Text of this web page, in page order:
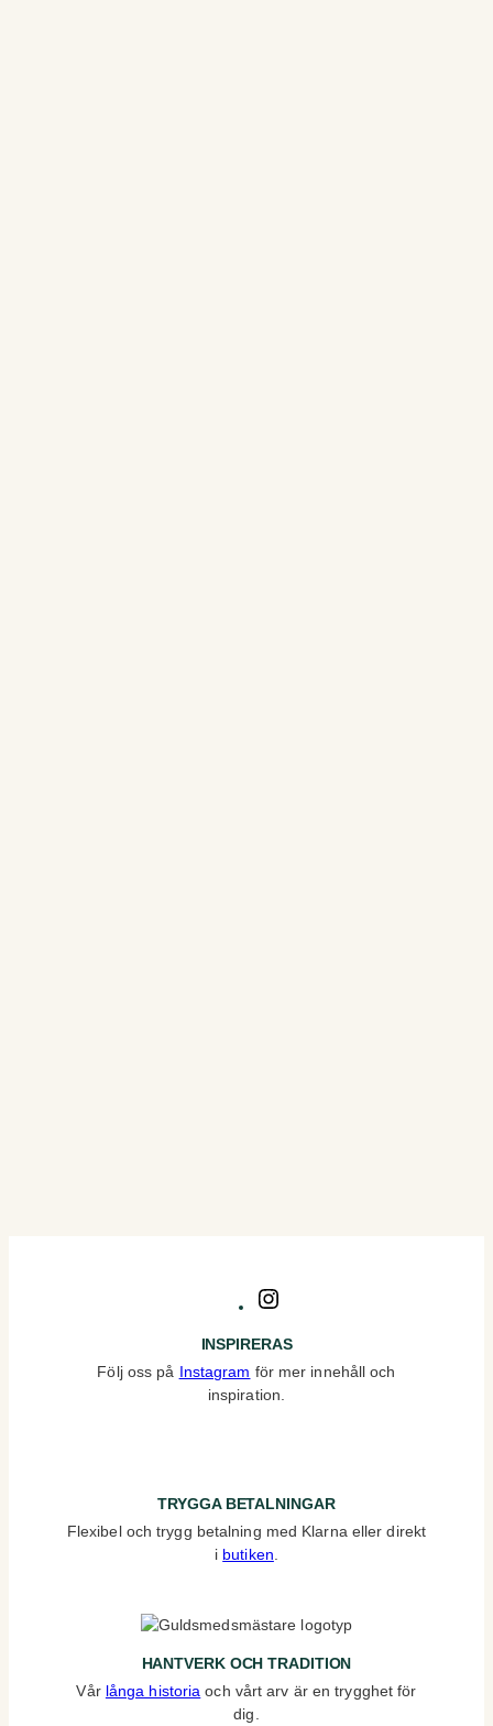
INSPIRERAS
Följ oss på Instagram för mer innehåll och
inspiration.
TRYGGA BETALNINGAR
Flexibel och trygg betalning med Klarna eller direkt
i butiken
HANTVERK OCH TRADITION
Vår långa historia och vårt arv är en trygghet för
dig.